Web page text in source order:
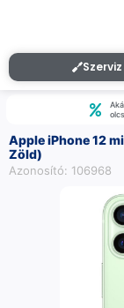
Szerviz
Apple iPhone 12
Zöld)
Azonosító: 106968